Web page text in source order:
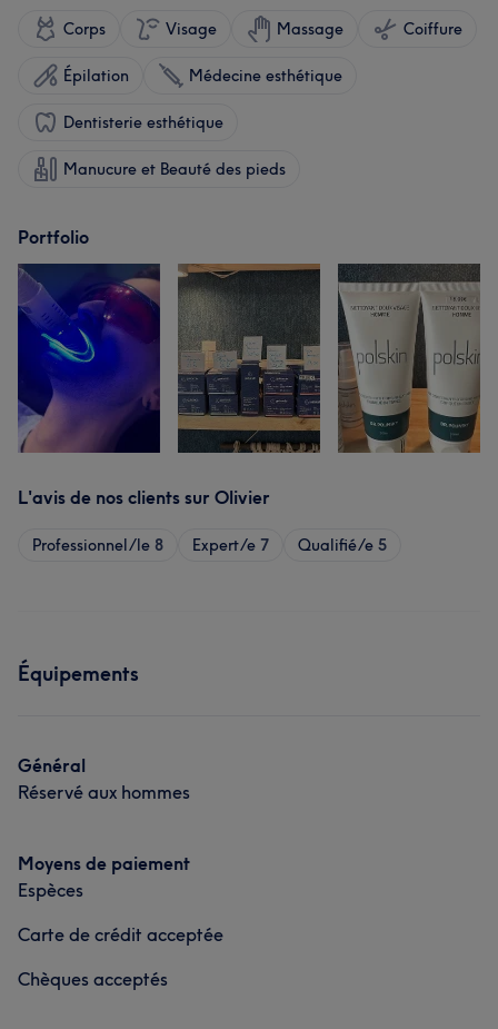
Corps Visage Massage Coiffure
Épilation Médecine esthétique
Dentisterie esthétique
Manucure et Beauté des pieds
Portfolio
L'avis de nos clients sur Olivier
Professionnel/le 8 Expert/e 7 Qualifié/e 5
Équipements
Général
Réservé aux hommes
Moyens de paiement
Espèces
Carte de crédit acceptée
Chèques acceptés